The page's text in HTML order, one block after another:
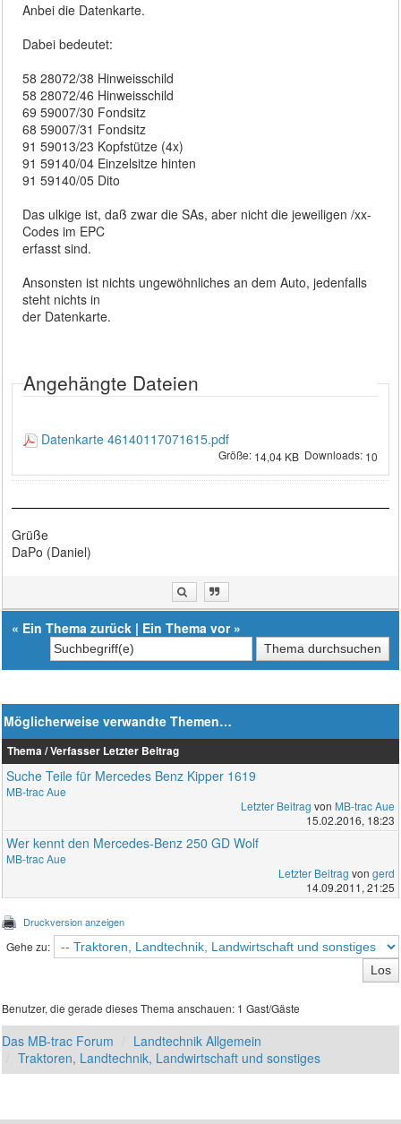
Anbei die Datenkarte.
Dabei bedeutet:
58 28072/38 Hinweisschild
58 28072/46 Hinweisschild
69 59007/30 Fondsitz
68 59007/31 Fondsitz
91 59013/23 Kopfstütze (4x)
91 59140/04 Einzelsitze hinten
91 59140/05 Dito
Das ulkige ist, daß zwar die SAs, aber nicht die jeweiligen /xx-
Codes im EPC
erfasst sind.
Ansonsten ist nichts ungewöhnliches an dem Auto, jedenfalls
steht nichts in
der Datenkarte.
Angehängte Dateien
Datenkarte 46140117071615.pdf
Größe: 14,04 KBDownloads: 10
Grüße
DaPo (Daniel)
« Ein Thema zurück | Ein Thema vor»
Möglicherweise verwandte Themen…
Thema / Verfasser Letzter Beitrag
Suche Teile für Mercedes Benz Kipper 1619
MB-trac Aue
Letzter Beitrag von MB-trac Aue
15.02.2016, 18:23
Wer kennt den Mercedes-Benz 250 GD Wolf
MB-trac Aue
Letzter Beitrag von gerd
14.09.2011, 21:25
Druckversion anzeigen
Gehe zu:
Benutzer, die gerade dieses Thema anschauen: 1 Gast/Gäste
Das MB-trac Forum
Landtechnik Allgemein
Traktoren, Landtechnik, Landwirtschaft und sonstiges